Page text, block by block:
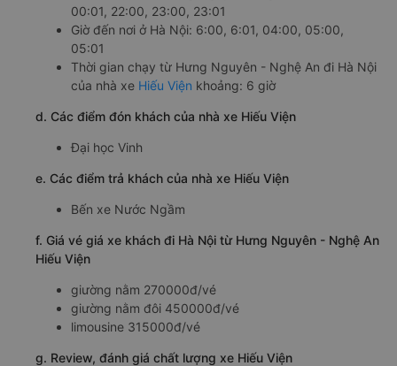
00:01, 22:00, 23:00, 23:01
Giờ đến nơi ở Hà Nội: 6:00, 6:01, 04:00, 05:00,
05:01
Thời gian chạy từ Hưng Nguyên - Nghệ An đi Hà Nội
của nhà xe Hiếu Viện khoảng: 6 giờ
d. Các điểm đón khách của nhà xe Hiếu Viện
Đại học Vinh
e. Các điểm trả khách của nhà xe Hiếu Viện
Bến xe Nước Ngầm
f. Giá vé giá xe khách đi Hà Nội từ Hưng Nguyên - Nghệ An
Hiếu Viện
giường nằm 270000đ/vé
giường nằm đôi 450000đ/vé
limousine 315000đ/vé
g. Review, đánh giá chất lượng xe Hiếu Viện